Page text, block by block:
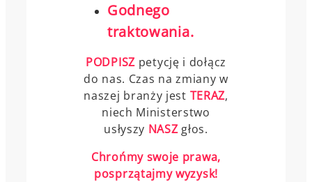
Godnego
traktowania.
PODPISZ petycję i dołącz
do nas. Czas na zmiany w
naszej branży jest TERAZ,
niech Ministerstwo
usłyszy NASZ głos.
Chrońmy swoje prawa,
posprzątajmy wyzysk!